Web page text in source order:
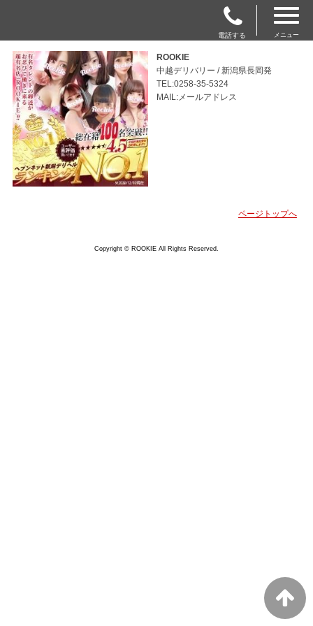
電話する メニュー
ROOKIE
中越デリバリー / 新潟県長岡発
TEL:0258-35-5324
MAIL:メールアドレス
ページトップへ
Copyright © ROOKIE All Rights Reserved.